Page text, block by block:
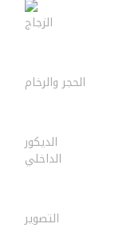
الزجاج
الحجر والرخام
الديكور
الداخلي
التصوير